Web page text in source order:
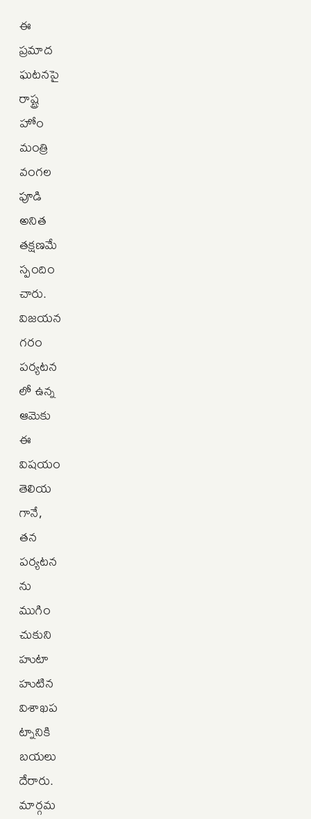
ఈ
ప్రమాద
ఘటనపై
రాష్ట్ర
హోం
మంత్రి
వంగల
పూడి
అనిత
తక్షణమే
స్పందిం
చారు.
విజయన
గరం
పర్యటన
లో ఉన్న
ఆమెకు
ఈ
విషయం
తెలియ
గానే,
తన
పర్యటన
ను
ముగిం
చుకుని
హుటా
హుటిన
విశాఖప
ట్నానికి
బయలు
దేరారు.
మార్గమ